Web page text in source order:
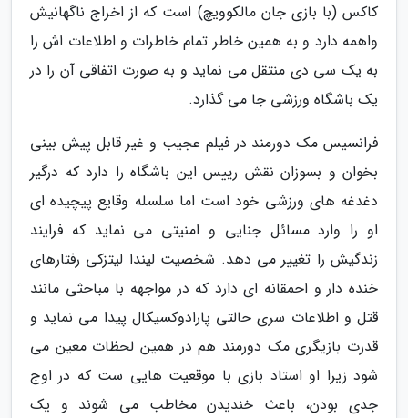
کاکس (با بازی جان مالکوویچ) است که از اخراج ناگهانیش
واهمه دارد و به همین خاطر تمام خاطرات و اطلاعات اش را
به یک سی دی منتقل می نماید و به صورت اتفاقی آن را در
یک باشگاه ورزشی جا می گذارد.
فرانسیس مک دورمند در فیلم عجیب و غیر قابل پیش بینی
بخوان و بسوزان نقش رییس این باشگاه را دارد که درگیر
دغدغه های ورزشی خود است اما سلسله وقایع پیچیده ای
او را وارد مسائل جنایی و امنیتی می نماید که فرایند
زندگیش را تغییر می دهد. شخصیت لیندا لیتزکی رفتارهای
خنده دار و احمقانه ای دارد که در مواجهه با مباحثی مانند
قتل و اطلاعات سری حالتی پارادوکسیکال پیدا می نماید و
قدرت بازیگری مک دورمند هم در همین لحظات معین می
شود زیرا او استاد بازی با موقعیت هایی ست که در اوج
جدی بودن، باعث خندیدن مخاطب می شوند و یک